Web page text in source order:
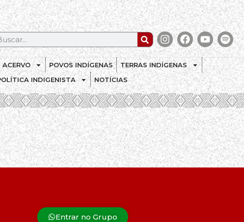
ACERVO POVOS INDÍGENAS
TERRAS INDÍGENAS
INDIGENISTA
NOTÍCIAS
Entrar no Grupo